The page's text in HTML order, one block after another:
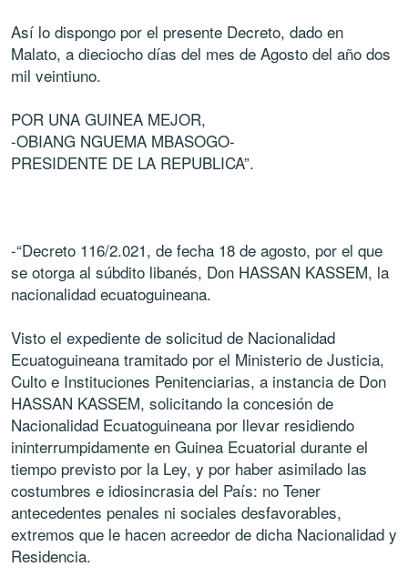
Así lo dispongo por el presente Decreto, dado en
Malato, a dieciocho días del mes de Agosto del año dos
mil veintiuno.
POR UNA GUINEA MEJOR,
-OBIANG NGUEMA MBASOGO-
PRESIDENTE DE LA REPUBLICA”.
-“Decreto 116/2.021, de fecha 18 de agosto, por el que
se otorga al súbdito libanés, Don HASSAN KASSEM, la
nacionalidad ecuatoguineana.
Visto el expediente de solicitud de Nacionalidad
Ecuatoguineana tramitado por el Ministerio de Justicia,
Culto e Instituciones Penitenciarias, a instancia de Don
HASSAN KASSEM, solicitando la concesión de
Nacionalidad Ecuatoguineana por llevar residiendo
ininterrumpidamente en Guinea Ecuatorial durante el
tiempo previsto por la Ley, y por haber asimilado las
costumbres e idiosincrasia del País: no Tener
antecedentes penales ni sociales desfavorables,
extremos que le hacen acreedor de dicha Nacionalidad y
Residencia.